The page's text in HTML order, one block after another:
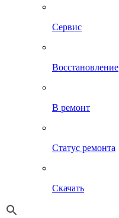
Сервис
Восстановление
В ремонт
Статус ремонта
Скачать